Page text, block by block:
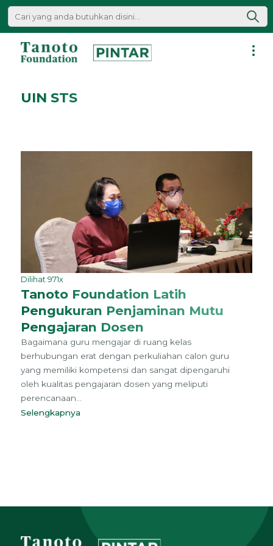
Lewati
|UIN STS
Dilihat 971x
Tanoto Foundation Latih
Pengukuran Penjaminan Mutu
Pengajaran Dosen
Bagaimana guru mengajar di ruang kelas
berhubungan erat dengan perkuliahan calon guru
yang memiliki kompetensi dan sangat dipengaruhi
oleh kualitas pengajaran dosen yang meliputi
perencanaan...
Selengkapnya